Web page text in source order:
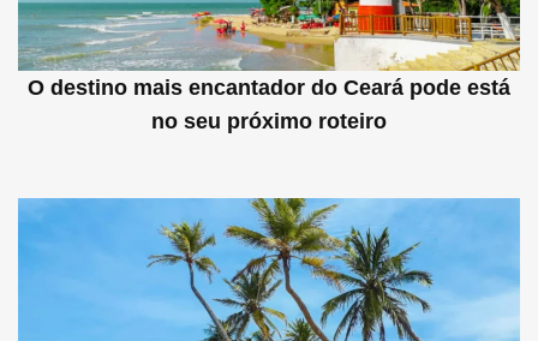
O destino mais encantador do Ceará pode está
no seu próximo roteiro